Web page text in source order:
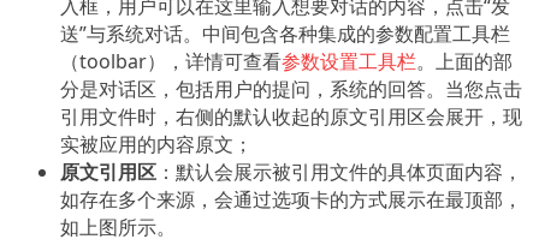
入框，用户可以在这里输入想要对话的内容，点击“发
送”与系统对话。中间包含各种集成的参数配置工具栏
（toolbar），详情可查看参数设置工具栏。上面的部
分是对话区，包括用户的提问，系统的回答。当您点击
引用文件时，右侧的默认收起的原文引用区会展开，现
实被应用的内容原文；
原文引用区 ：默认会展示被引用文件的具体页面内容，
如存在多个来源，会通过选项卡的方式展示在最顶部，
如上图所示。